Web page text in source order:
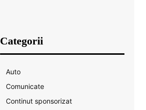
Categorii
Auto
Comunicate
Continut sponsorizat